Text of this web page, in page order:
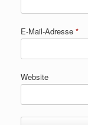
E-Mail-Adresse *
Website